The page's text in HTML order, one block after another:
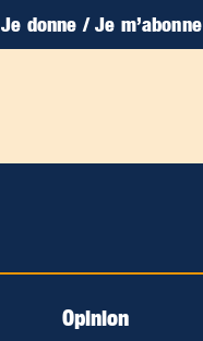
Je donne / Je m’abonne
Opinion